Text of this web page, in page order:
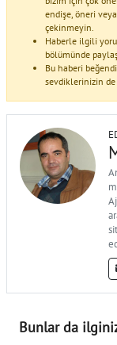
endişe, öneri
çekinmeyin.
Haberle ilgili
bölümünde
Bu haberi
sevdiklerinizin de
Bunlar da